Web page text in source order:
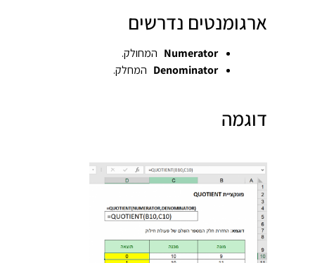
ארגומנטים נדרשים
Numerator המחולק.
Denominator המחלק.
דוגמה